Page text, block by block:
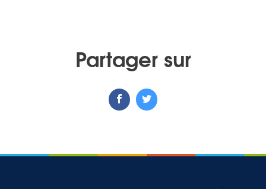
Partager sur